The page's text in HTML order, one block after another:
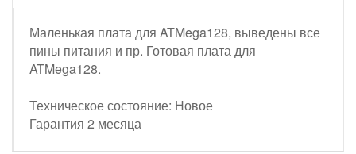
Маленькая плата для ATMega128, выведены все
пины питания и пр. Готовая плата для
ATMega128.
Техническое состояние: Новое
Гарантия 2 месяца